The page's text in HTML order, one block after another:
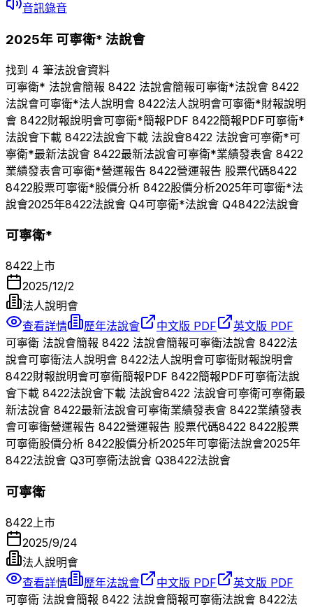
音訊錄音
2025年 可寧衛* 法說會
找到 4 筆法說會資料
可寧衛* 法說會簡報 8422 法說會簡報可寧衛*法說會 8422
法說會可寧衛*法人說明會 8422法人說明會可寧衛*財報說明
會 8422財報說明會可寧衛*簡報PDF 8422簡報PDF可寧衛*
法說會下載 8422法說會下載 法說會8422 法說會可寧衛*可
寧衛*最新法說會 8422最新法說會可寧衛*業績發表會 8422
業績發表會可寧衛*營運報告 8422營運報告 股票代碼8422
8422股票可寧衛*股價分析 8422股價分析2025年可寧衛*法
說會2025年8422法說會 Q4可寧衛*法說會 Q48422法說會
可寧衛*
8422上市
2025/12/2
法人說明會
查看詳情
歷年法說會 中文版 PDF
英文版 PDF
可寧衛 法說會簡報 8422 法說會簡報可寧衛法說會 8422法
說會可寧衛法人說明會 8422法人說明會可寧衛財報說明會
8422財報說明會可寧衛簡報PDF 8422簡報PDF可寧衛法說
會下載 8422法說會下載 法說會8422 法說會可寧衛可寧衛最
新法說會 8422最新法說會可寧衛業績發表會 8422業績發表
會可寧衛營運報告 8422營運報告 股票代碼8422 8422股票
可寧衛股價分析 8422股價分析2025年可寧衛法說會2025年
8422法說會 Q3可寧衛法說會 Q38422法說會
可寧衛
8422 上市
2025/9/24
法人說明會
查看詳情
歷年法說會 中文版 PDF
英文版 PDF
可寧衛 法說會簡報 8422 法說會簡報可寧衛法說會 8422法